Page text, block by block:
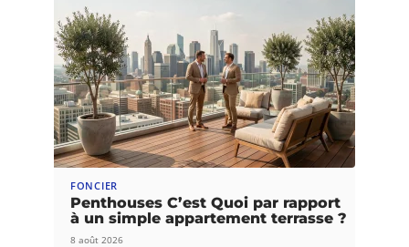
FONCIER
Penthouses C’est Quoi par rapport
à un simple appartement terrasse ?
8 août 2026